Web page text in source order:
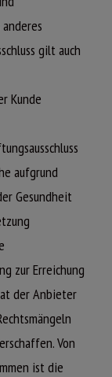
gilt auch
Kunde
aufgrund
Gesundheit
zur Erreichung
der Anbieter
Von
ist die